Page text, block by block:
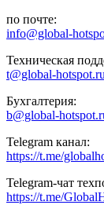
по почте:
info@global-
Техническая
t@global-hotspot.ru
Бухгалтерия:
b@global-
Telegram канал:
https://t.me/
Telegram-чат
https://t.me/